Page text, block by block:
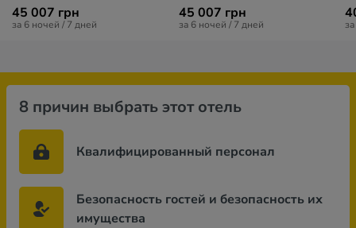
45 007 грн
за 6 ночей / 7 дней
45 007 грн
за 6 ночей / 7 дней
8 причин выбрать этот отель
Квалифицированный персонал
Безопасность гостей и безопасность их
имущества